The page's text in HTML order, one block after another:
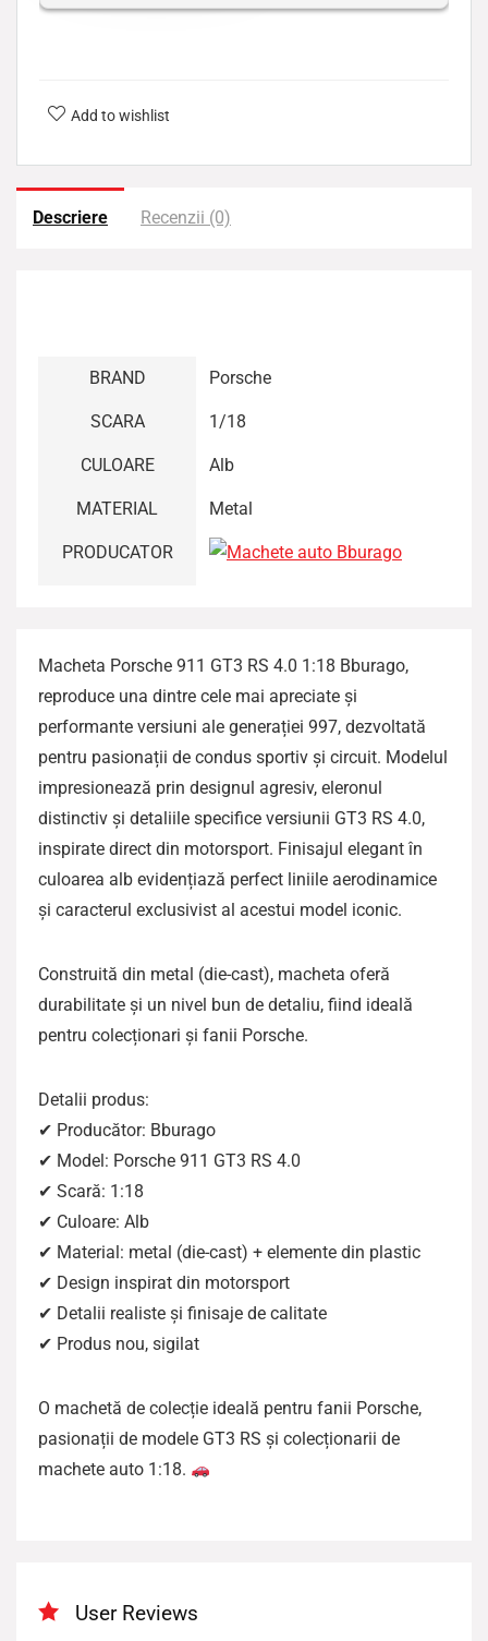
a
t
Add to wishlist
Descriere Recenzii (0)
BRAND Porsche
SCARA 1/18
CULOARE Alb
MATERIAL Metal
PRODUCATOR
Macheta Porsche 911 GT3 RS 4.0 1:18 Bburago,
reproduce una dintre cele mai apreciate și
performante versiuni ale generației 997, dezvoltată
pentru pasionații de condus sportiv și circuit. Modelul
impresionează prin designul agresiv, eleronul
distinctiv și detaliile specifice versiunii GT3 RS 4.0,
inspirate direct din motorsport. Finisajul elegant în
culoarea alb evidențiază perfect liniile aerodinamice
și caracterul exclusivist al acestui model iconic.
Construită din metal (die-cast), macheta oferă
durabilitate și un nivel bun de detaliu, fiind ideală
pentru colecționari și fanii Porsche.
Detalii produs:
✔ Producător: Bburago
✔ Model: Porsche 911 GT3 RS 4.0
✔ Scară: 1:18
✔ Culoare: Alb
✔ Material: metal (die-cast) + elemente din plastic
✔ Design inspirat din motorsport
✔ Detalii realiste și finisaje de calitate
✔ Produs nou, sigilat
O machetă de colecție ideală pentru fanii Porsche,
pasionații de modele GT3 RS și colecționarii de
machete auto 1:18.
User Reviews